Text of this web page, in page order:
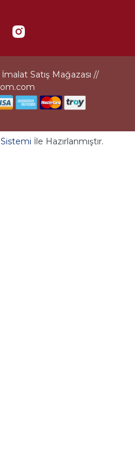
Satış Mağazası //
İle Hazırlanmıştır.